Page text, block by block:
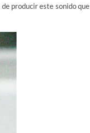
producir este sonido que